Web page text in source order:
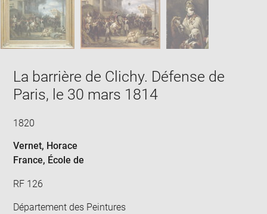
La barrière de Clichy. Défense de
Paris, le 30 mars 1814
1820
Vernet, Horace
France, École de
RF 126
Département des Peintures